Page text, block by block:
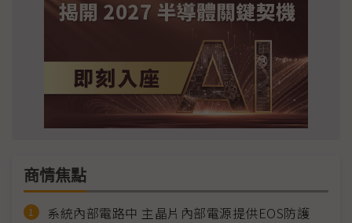
商情焦點
系統內部電路中 主晶片內部電源提供EOS防護